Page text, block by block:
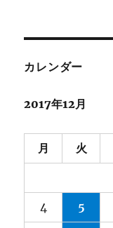
カレンダー
2017年12月
月 火
4 5